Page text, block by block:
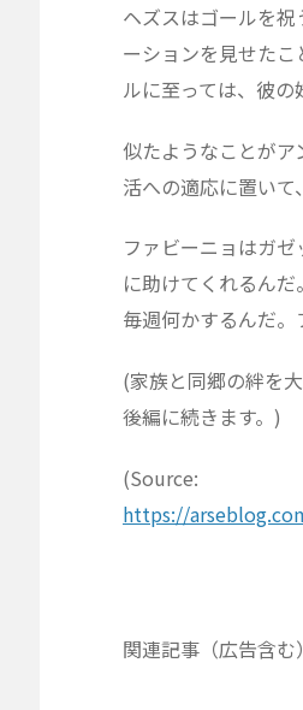
ヘズスはゴールを
ーションを見せた
ルに至っては、彼
似たようなことが
活への適応に置いて
ファビーニョはガ
に助けてくれるん
毎週何かするんだ。
(家族と同郷の絆を
後編に続きます。)
(Source:
https://
関連記事（広告含む）